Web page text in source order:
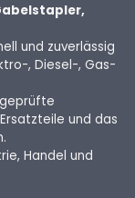
und zuverlässig
, Diesel-, Gas-
und das
Handel und